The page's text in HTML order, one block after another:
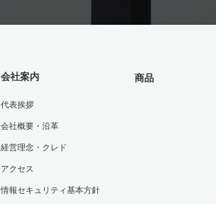
会社案内
代表挨拶
会社概要・沿革
経営理念・クレド
アクセス
情報セキュリティ基本方針
商品